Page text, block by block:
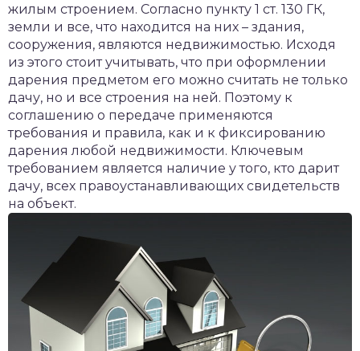
жилым строением. Согласно пункту 1 ст. 130 ГК,
земли и все, что находится на них – здания,
сооружения, являются недвижимостью. Исходя
из этого стоит учитывать, что при оформлении
дарения предметом его можно считать не только
дачу, но и все строения на ней. Поэтому к
соглашению о передаче применяются
требования и правила, как и к фиксированию
дарения любой недвижимости. Ключевым
требованием является наличие у того, кто дарит
дачу, всех правоустанавливающих свидетельств
на объект.